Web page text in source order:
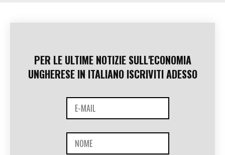
PER LE ULTIME NOTIZIE SULL'ECONOMIA
UNGHERESE IN ITALIANO ISCRIVITI ADESSO